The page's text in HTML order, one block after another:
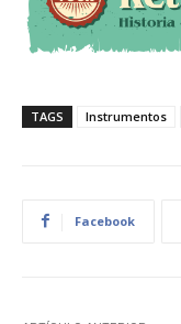
TAGS Instrumentos
Facebook